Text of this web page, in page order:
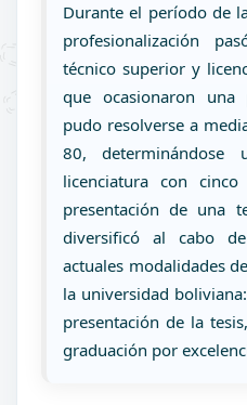
Durante el período de
profesionalización
técnico superior y
que ocasionaron una
pudo resolverse a
80,
licenciatura con
presentación de una
diversificó al cabo
actuales modalidades
la universidad
presentación de la
graduación por